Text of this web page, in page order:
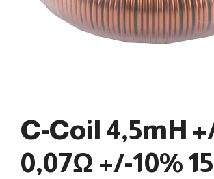
C-Coil 4,5mH
0,07Ω +/-10%